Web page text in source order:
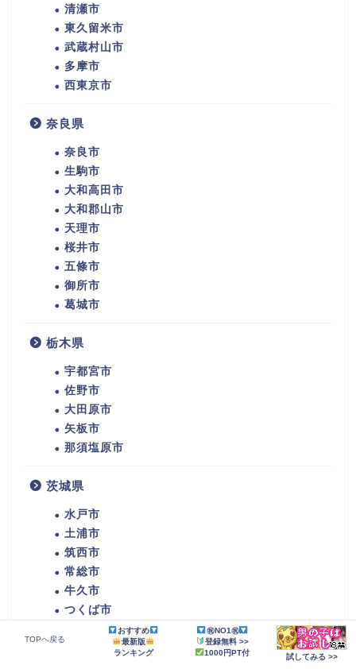
清瀬市
東久留米市
武蔵村山市
多摩市
西東京市
奈良県
奈良市
生駒市
大和高田市
大和郡山市
天理市
桜井市
五條市
御所市
葛城市
栃木県
宇都宮市
佐野市
大田原市
矢板市
那須塩原市
茨城県
水戸市
土浦市
筑西市
常総市
牛久市
つくば市
ひたちなか市
TOPへ戻る
おすすめ
最新版
ランキング
㊗NO1㊗
登録無料 >>
1000円PT付
試してみる >>